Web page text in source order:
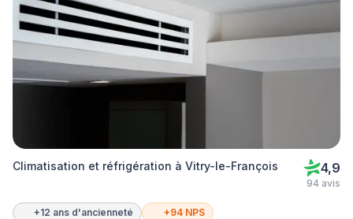
Climatisation et réfrigération à Vitry-le-François 4,9
94 avis
+12 ans d'ancienneté +94 NPS